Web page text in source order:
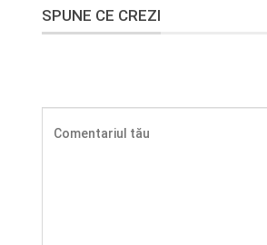
SPUNE CE CREZI